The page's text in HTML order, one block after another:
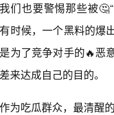
我们也要警惕那些被
时候，一个黑料的爆
为了竞争对手的🔥恶
来达成自己的目的。
作为吃瓜群众，最清醒